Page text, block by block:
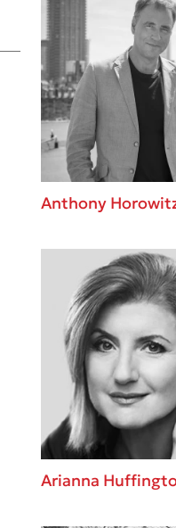
Anthony
Arianna